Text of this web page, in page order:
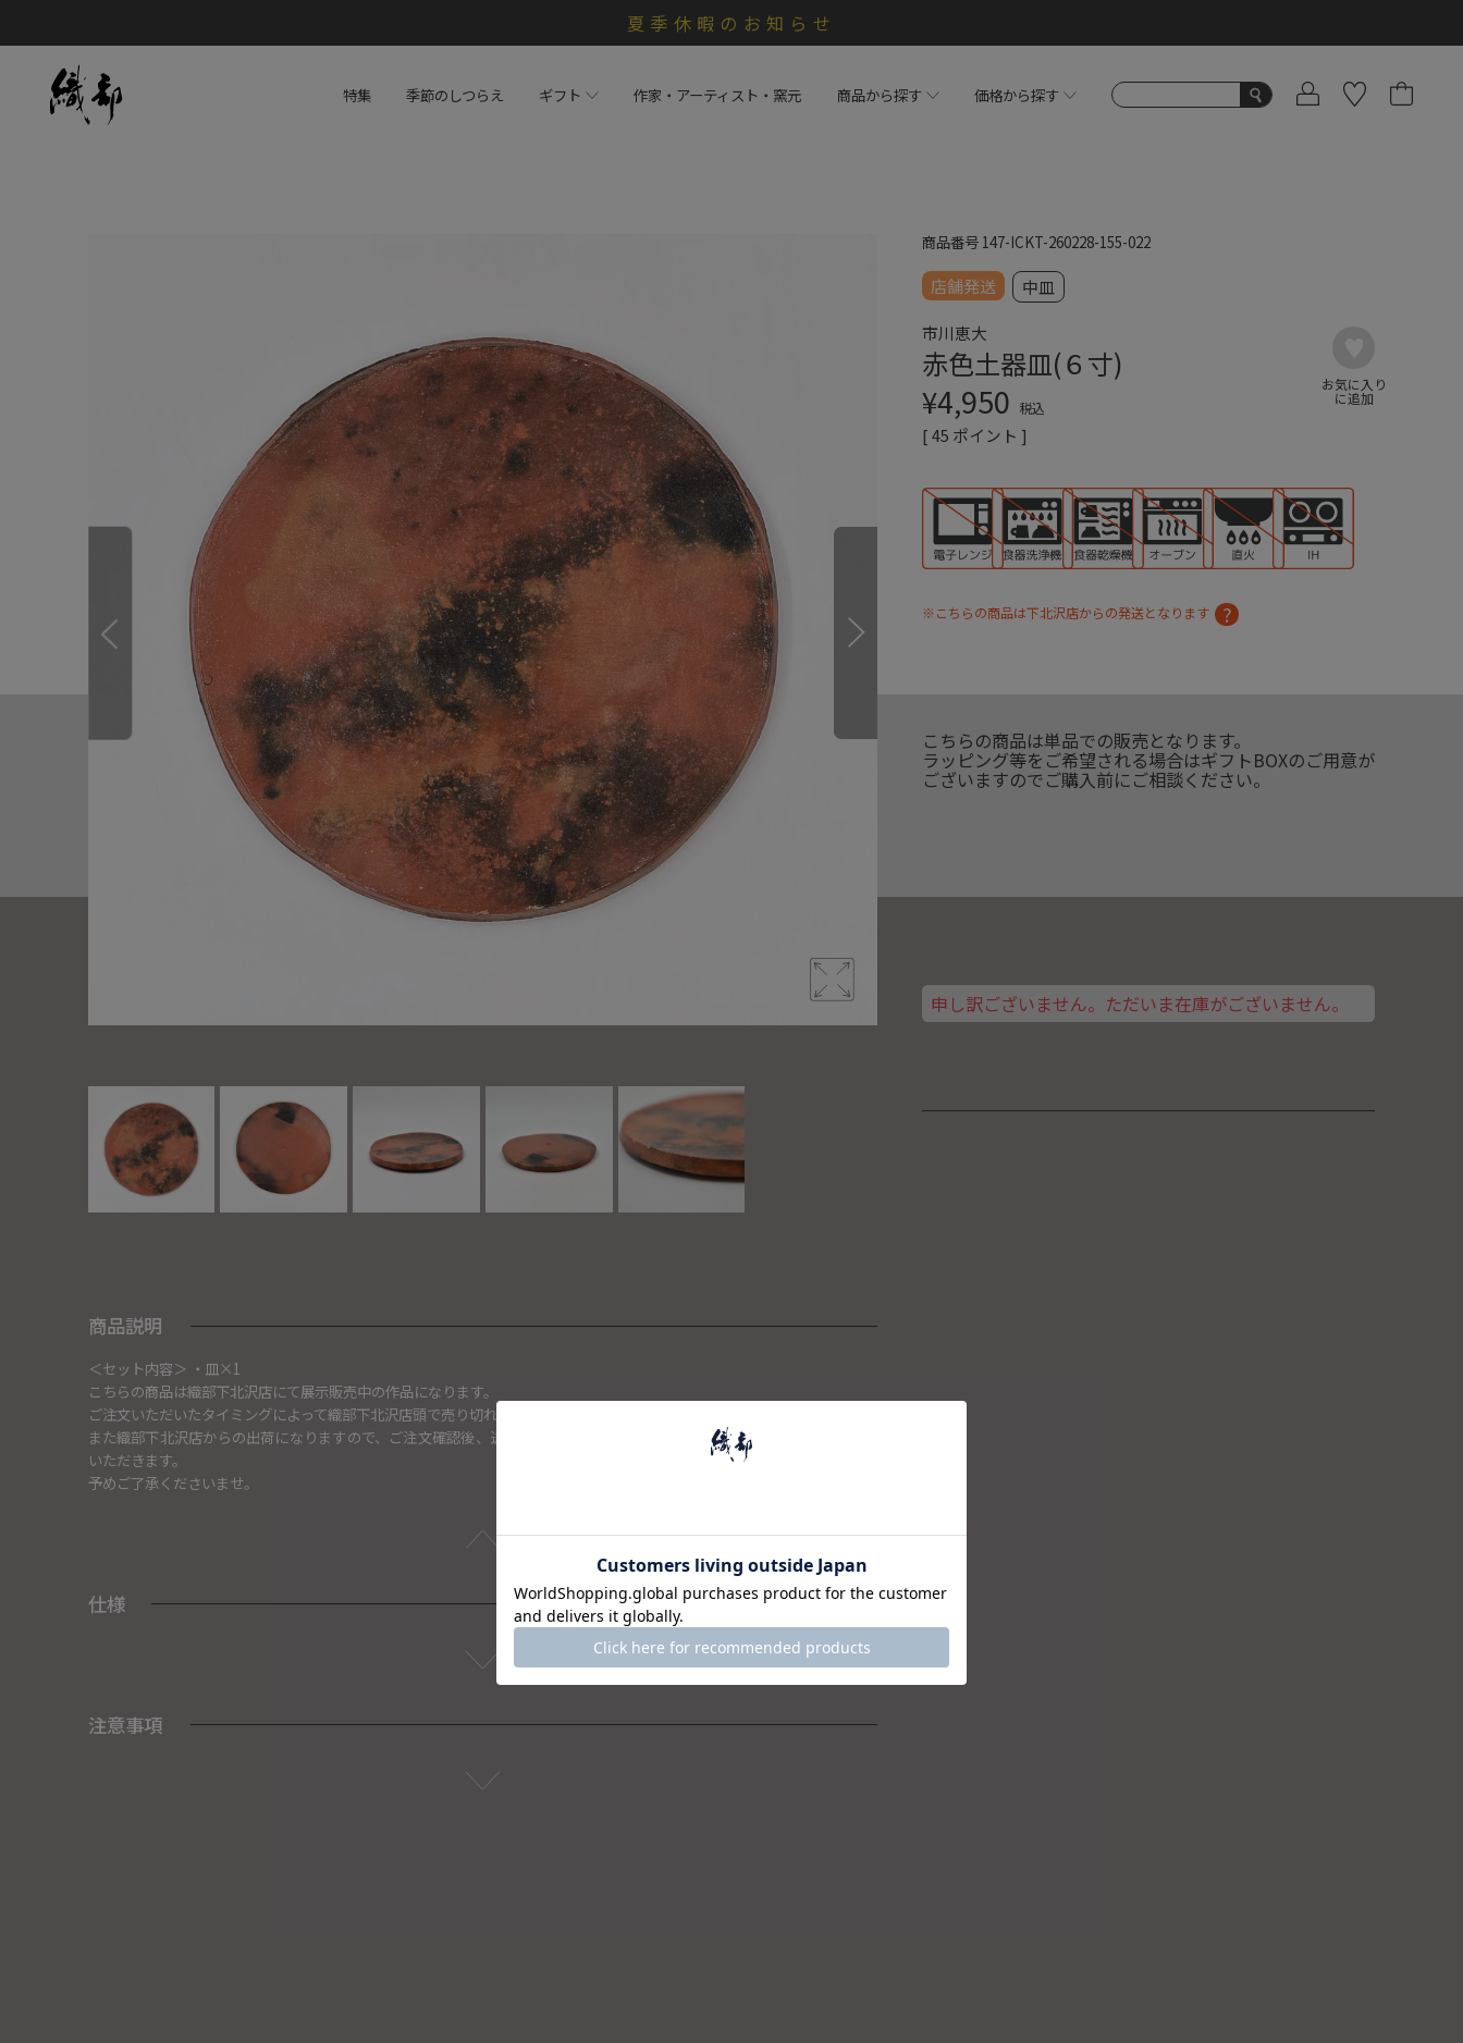
夏季休暇のお知らせ
特集 季節のしつらえ ギフト 作家・アーティスト・窯元 商品から探す 価格から探す
商品説明
＜セット内容＞ ・皿×1
こちらの商品は織部下北沢店にて展示販売中の作品になります。
ご注文いただいたタイミングによって織部下北沢店頭で売り切れた場合は、キャンセルさせて頂きます。
また織部下北沢店からの出荷になりますので、ご注文確認後、送料を再計算し改めてご請求金額についてのご連絡をさせて
いただきます。
予めご了承くださいませ。
仕様
注意事項
商品番号 147-ICKT-260228-155-022
店舗発送 中皿
市川恵大
赤色土器皿(６寸)
¥4,950 税込
[45 ポイント ]
※こちらの商品は下北沢店からの発送となります
こちらの商品は単品での販売となります。
ラッピング等をご希望される場合はギフトBOXのご用意が
ございますのでご購入前にご相談ください。
申し訳ございません。ただいま在庫がございません。